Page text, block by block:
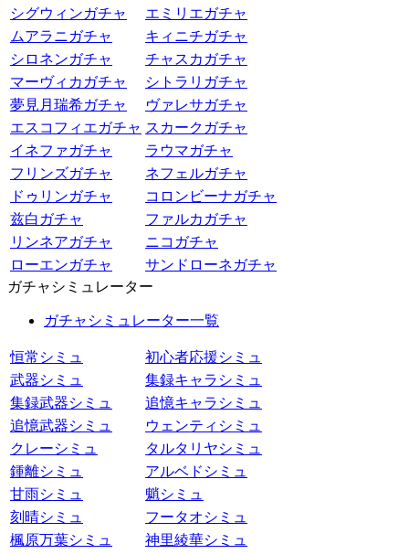
シグウィンガチャ
エミリエガチャ
ムアラニガチャ
キィニチガチャ
シロネンガチャ
チャスカガチャ
マーヴィカガチャ
シトラリガチャ
夢見月瑞希ガチャ
ヴァレサガチャ
エスコフィエガチャ スカークガチャ
イネファガチャ
ラウマガチャ
フリンズガチャ
ネフェルガチャ
ドゥリンガチャ
コロンビーナガチャ
兹白ガチャ
ファルカガチャ
リンネアガチャ
ニコガチャ
ローエンガチャ
サンドローネガチャ
ガチャシミュレーター
ガチャシミュレーター一覧
恒常シミュ
初心者応援シミュ
武器シミュ
集録キャラシミュ
集録武器シミュ
追憶キャラシミュ
追憶武器シミュ
ウェンティシミュ
クレーシミュ
タルタリヤシミュ
鍾離シミュ
アルベドシミュ
甘雨シミュ
魈シミュ
刻晴シミュ
フータオシミュ
楓原万葉シミュ
神里綾華シミュ